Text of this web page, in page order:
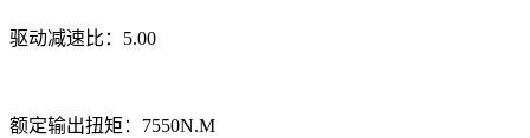
驱动减速比：5.00
额定输出扭矩：7550N.M